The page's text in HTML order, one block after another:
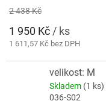
2 438 Kč
1 950 Kč / ks
1 611,57 Kč bez DPH
velikost: M
Skladem (1 ks)
036-S02